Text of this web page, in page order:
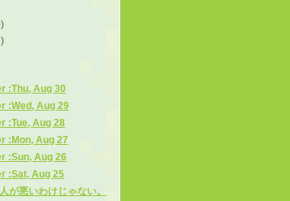
:Thu, Aug 30
:Wed, Aug 29
:Tue, Aug 28
:Mon, Aug 27
:Sun, Aug 26
:Sat, Aug 25
が悪いわけじゃない。